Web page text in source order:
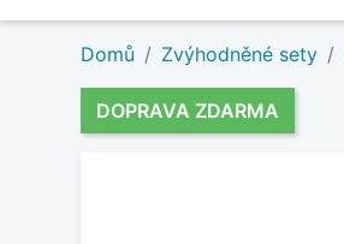
Domů Zvýhodněné sety
DOPRAVA ZDARMA